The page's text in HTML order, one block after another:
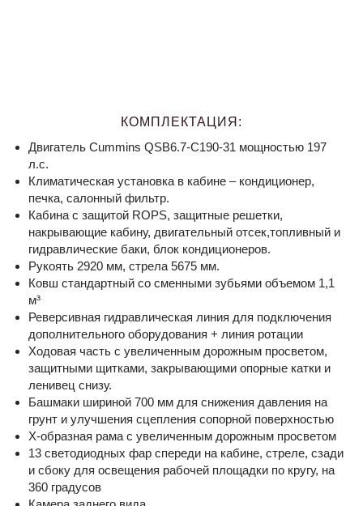
КОМПЛЕКТАЦИЯ:
Двигатель Cummins QSB6.7-C190-31 мощностью 197
л.с.
Климатическая установка в кабине – кондиционер,
печка, салонный фильтр.
Кабина с защитой ROPS, защитные решетки,
накрывающие кабину, двигательный отсек,топливный и
гидравлические баки, блок кондиционеров.
Рукоять 2920 мм, стрела 5675 мм.
Ковш стандартный со сменными зубьями объемом 1,1
м³
Реверсивная гидравлическая линия для подключения
дополнительного оборудования + линия ротации
Ходовая часть с увеличенным дорожным просветом,
защитными щитками, закрывающими опорные катки и
ленивец снизу.
Башмаки шириной 700 мм для снижения давления на
грунт и улучшения сцепления сопорной поверхностью
X-образная рама с увеличенным дорожным просветом
13 светодиодных фар спереди на кабине, стреле, сзади
и сбоку для освещения рабочей площадки по кругу, на
360 градусов